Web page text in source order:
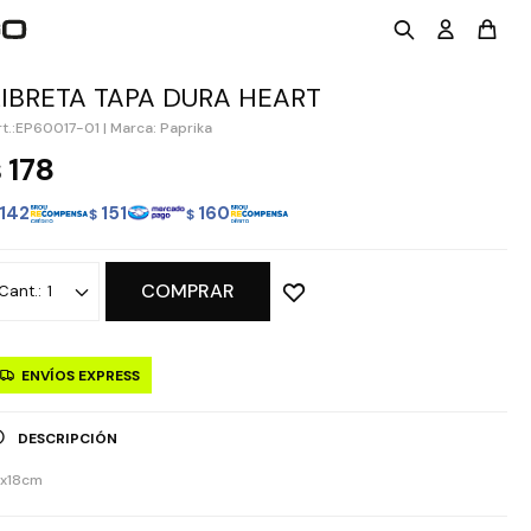
TAPA DURA HEART
EP60017-01 | Marca: Paprika
178
142 $ 151 $ 160
1 COMPRAR
ENVÍOS EXPRESS
DESCRIPCIÓN